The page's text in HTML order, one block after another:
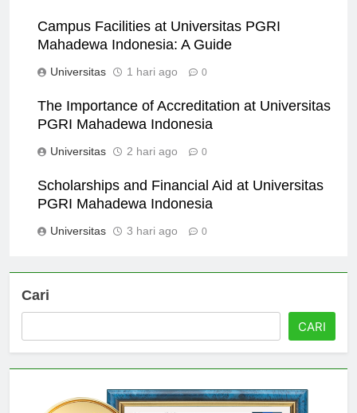
Campus Facilities at Universitas PGRI
Mahadewa Indonesia: A Guide
Universitas 1 hari ago 0
The Importance of Accreditation at Universitas
PGRI Mahadewa Indonesia
Universitas 2 hari ago 0
Scholarships and Financial Aid at Universitas
PGRI Mahadewa Indonesia
Universitas 3 hari ago 0
Cari
CARI